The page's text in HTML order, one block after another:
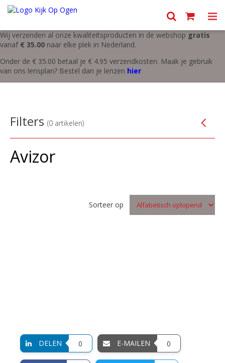
Wij verzenden al onze kwaliteitsproducten in de webshop gratis
vanaf € 35.00 naar elke plek in Nederland.
Onder de € 35.00 betaal je € 4.95 verzendkosten. Maak je gebruik
van ons lensplan? Bestel dan je lenzen hier
Filters (0 artikelen)
Avizor
Sorteer op
DELEN 0 E-MAILEN 0